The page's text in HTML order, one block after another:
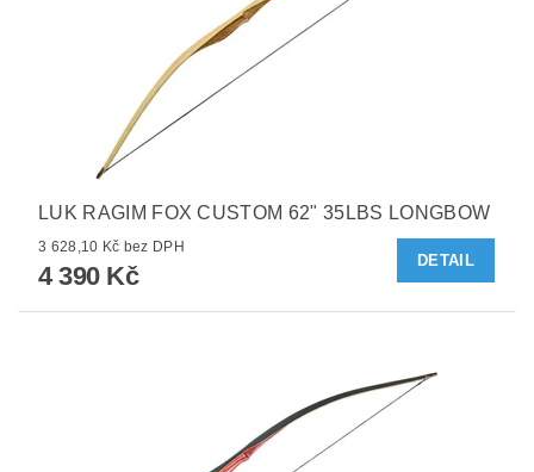
LUK RAGIM FOX CUSTOM 62" 35LBS LONGBOW
3 628,10 Kč bez DPH
4 390 Kč
DETAIL